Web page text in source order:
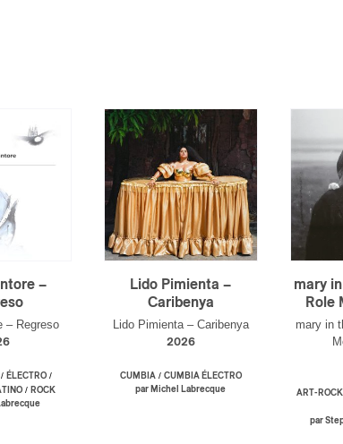
–
– Regreso
/ ÉLECTRO /
/ ROCK
Lido Pimienta –
Caribenya
Lido Pimienta – Caribenya
2026
CUMBIA/ CUMBIA ÉLECTRO
par Michel Labrecque
mary
Role
mary in
ART-ROCK
par